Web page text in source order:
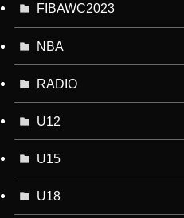
FIBAWC2023
NBA
RADIO
U12
U15
U18